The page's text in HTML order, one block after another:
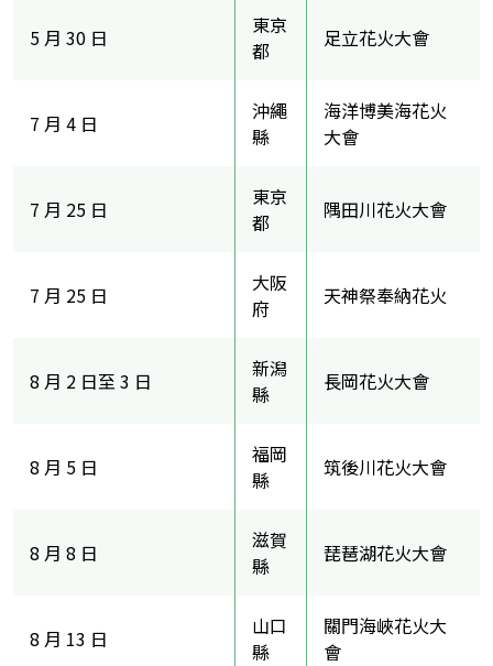
5 月 30 日
東京
都
足立花火大會
7 月 4 日
沖繩
縣
海洋博美海花火
大會
7 月 25 日
東京
都
隅田川花火大會
7 月 25 日
大阪
府
天神祭奉納花火
8 月 2 日至 3 日
新潟
縣
長岡花火大會
8 月 5 日
福岡
縣
筑後川花火大會
8 月 8 日
滋賀
縣
琵琶湖花火大會
8 月 13 日
山口
縣
關門海峽花火大
會